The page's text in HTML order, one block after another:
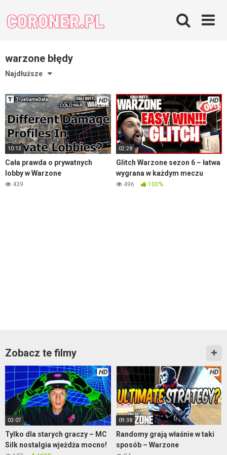
content
warzone błędy
Najdłuższe
HD
10:13
Cała prawda o prywatnych
lobby w Warzone
439
HD
02:28
Glitch Warzone sezon 6 – łatwa
wygrana w każdym meczu
496 100%
Zobacz te filmy
HD
03:07
Tylko dla starych graczy – MC
Silk nostalgia wjeżdża mocno!
HD
09:38
Randomy grają właśnie w taki
sposób – Warzone